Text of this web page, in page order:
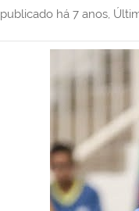
publicado há 7 anos,